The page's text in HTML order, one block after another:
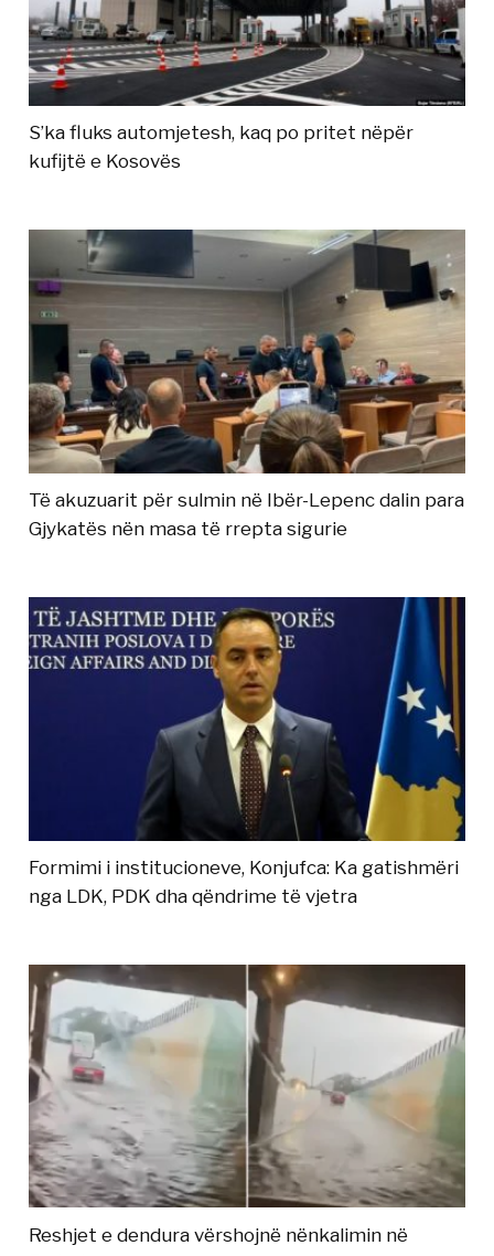
S’ka fluks automjetesh, kaq po pritet nëpër
kufijtë e Kosovës
Të akuzuarit për sulmin në Ibër-Lepenc dalin para
Gjykatës nën masa të rrepta sigurie
Formimi i institucioneve, Konjufca: Ka gatishmëri
nga LDK, PDK dha qëndrime të vjetra
Reshjet e dendura vërshojnë nënkalimin në